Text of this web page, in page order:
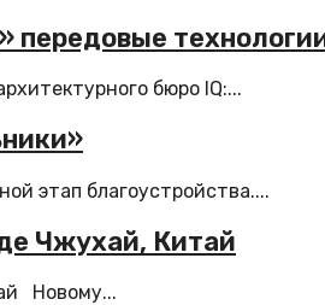
передовые
бюро IQ:...
этап благоустройства....
Чжухай, Китай
Новому...